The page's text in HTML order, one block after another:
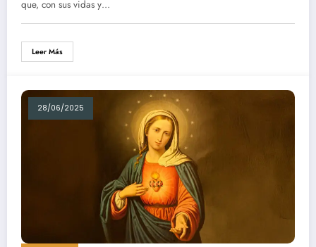
que, con sus vidas y…
Leer Más
28/06/2025